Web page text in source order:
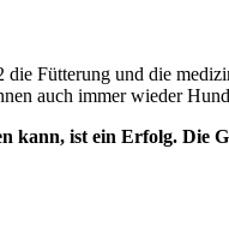
Fütterung und die
auch immer wieder
ist ein Erfolg. Die